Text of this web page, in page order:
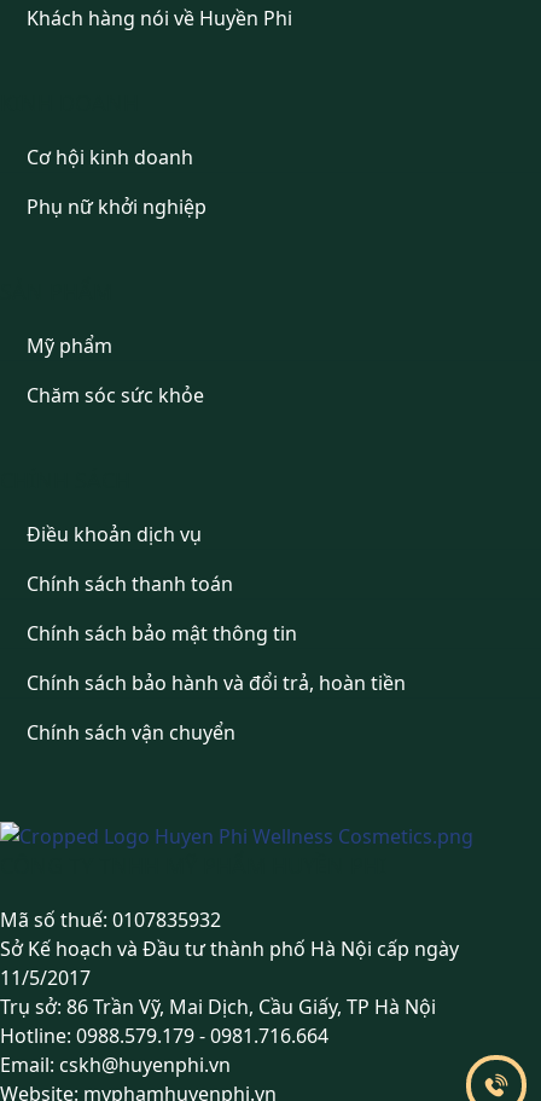
Khách hàng nói về Huyền Phi
Cơ hội kinh doanh
Phụ nữ khởi nghiệp
Mỹ phẩm
Chăm sóc sức khỏe
Điều khoản dịch vụ
Chính sách thanh toán
Chính sách bảo mật thông tin
Chính sách bảo hành và đổi trả, hoàn tiền
Chính sách vận chuyển
Mã số thuế: 0107835932
Sở Kế hoạch và Đầu tư thành phố Hà Nội cấp ngày
11/5/2017
Trụ sở: 86 Trần Vỹ, Mai Dịch, Cầu Giấy, TP Hà Nội
Hotline: 0988.579.179-0981.716.664
Email: cskh@huyenphi.vn
Website: myphamhuyenphi.vn